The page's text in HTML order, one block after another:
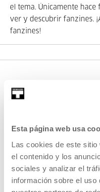
Esta página web usa
Las cookies de este
el contenido y los
sociales y analizar el
información sobre el uso
el tema. Únicamente
ver y descubrir fanzines.
fanzines!
REGÍSTRATE AL BOLETÍN
AGENDA